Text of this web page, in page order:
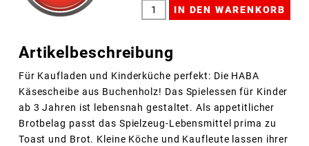
Artikelbeschreibung
Für Kaufladen und Kinderküche perfekt: Die HABA
Käsescheibe aus Buchenholz! Das Spielessen für Kinder
ab 3 Jahren ist lebensnah gestaltet. Als appetitlicher
Brotbelag passt das Spielzeug-Lebensmittel prima zu
Toast und Brot. Kleine Köche und Kaufleute lassen ihrer